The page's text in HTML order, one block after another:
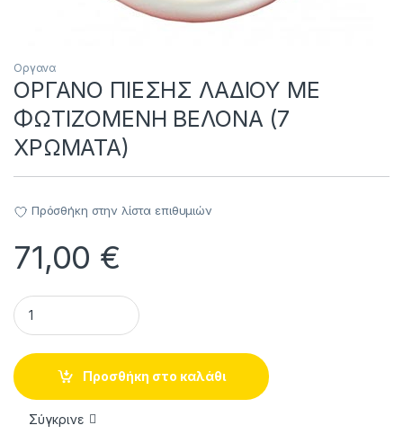
Οργανα
ΟΡΓΑΝΟ ΠΙΕΣΗΣ ΛΑΔΙΟΥ ΜΕ
ΦΩΤΙΖΟΜΕΝΗ ΒΕΛΟΝΑ (7
ΧΡΩΜΑΤΑ)
Πρόσθήκη στην λίστα επιθυμιών
71,00 €
ΟΡΓΑΝΟ ΠΙΕΣΗΣ ΛΑΔΙΟΥ ΜΕ ΦΩΤΙΖΟΜΕΝΗ ΒΕΛΟΝΑ (7
Προσθήκη στο καλάθι
Σύγκρινε